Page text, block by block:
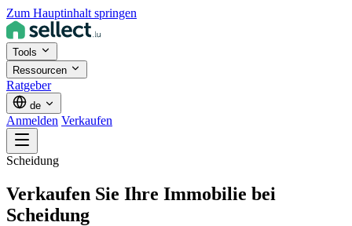
Zum Hauptinhalt springen
Tools
Ressourcen
Ratgeber
de
Anmelden Verkaufen
Scheidung
Verkaufen Sie Ihre Immobilie bei
Scheidung